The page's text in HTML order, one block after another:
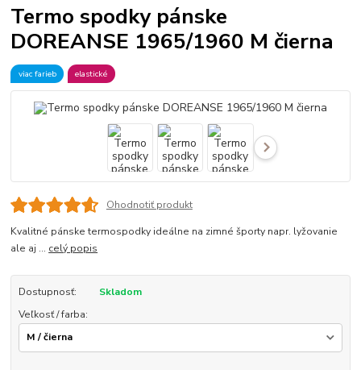
Termo spodky pánske
DOREANSE 1965/1960 M čierna
viac farieb elastické
Ohodnotiť produkt
Kvalitné pánske termospodky ideálne na zimné športy napr. lyžovanie
ale aj ... celý popis
Dostupnosť:
Skladom
Veľkosť / farba: